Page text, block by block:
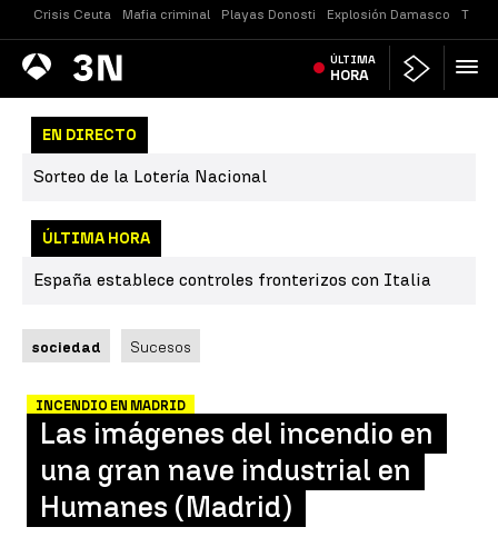
Crisis Ceuta Mafia criminal Playas Donosti Explosión Damasco
Antena
3 Noticias ÚLTIMA
HORA
EN DIRECTO
Sorteo de la Lotería Nacional
ÚLTIMA HORA
España establece controles fronterizos con Italia
sociedad Sucesos
INCENDIO EN MADRID
Las imágenes del incendio en
una gran nave industrial en
Humanes (Madrid)